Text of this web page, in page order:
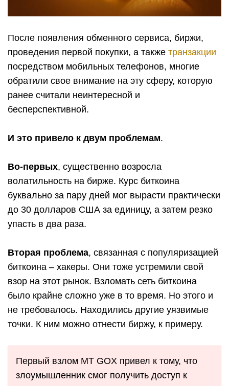
После появления обменного сервиса, биржи,
проведения первой покупки, а также транзакции
посредством мобильных телефонов, многие
обратили свое внимание на эту сферу, которую
ранее считали неинтересной и
бесперспективной.
И это привело к двум проблемам.
Во-первых, существенно возросла
волатильность на бирже. Курс биткоина
буквально за пару дней мог вырасти практически
до 30 долларов США за единицу, а затем резко
упасть в два раза.
Вторая проблема, связанная с популяризацией
биткоина – хакеры. Они тоже устремили свой
взор на этот рынок. Взломать сеть биткоина
было крайне сложно уже в то время. Но этого и
не требовалось. Находились другие уязвимые
точки. К ним можно отнести биржу, к примеру.
Первый взлом MT GOX привел к тому, что
злоумышленник смог получить доступ к